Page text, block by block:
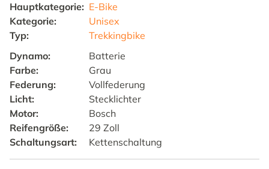
Hauptkategorie: E-Bike
Kategorie:
Unisex
Typ:
Trekkingbike
Dynamo:
Batterie
Farbe:
Grau
Federung:
Vollfederung
Licht:
Stecklichter
Motor:
Bosch
Reifengröße:
29 Zoll
Schaltungsart: Kettenschaltung